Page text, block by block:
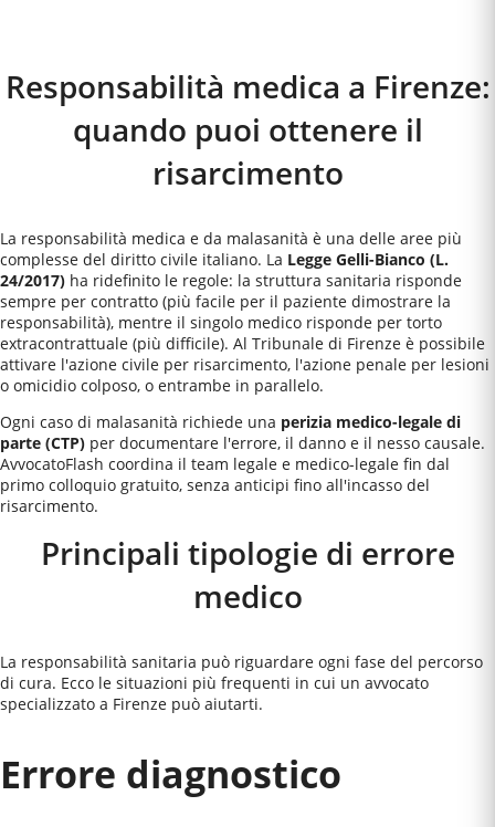
Responsabilità medica a Firenze:
quando puoi ottenere il
risarcimento
La responsabilità medica e da malasanità è una delle aree più
complesse del diritto civile italiano. La Legge Gelli-Bianco (L.
24/2017) ha ridefinito le regole: la struttura sanitaria risponde
sempre per contratto (più facile per il paziente dimostrare la
responsabilità), mentre il singolo medico risponde per torto
extracontrattuale (più difficile). Al Tribunale di Firenze è possibile
attivare l'azione civile per risarcimento, l'azione penale per lesioni
o omicidio colposo, o entrambe in parallelo.
Ogni caso di malasanità richiede una perizia medico-legale di
parte (CTP) per documentare l'errore, il danno e il nesso causale.
AvvocatoFlash coordina il team legale e medico-legale fin dal
primo colloquio gratuito, senza anticipi fino all'incasso del
risarcimento.
Principali tipologie di errore
medico
La responsabilità sanitaria può riguardare ogni fase del percorso
di cura. Ecco le situazioni più frequenti in cui un avvocato
specializzato a Firenze può aiutarti.
Errore diagnostico